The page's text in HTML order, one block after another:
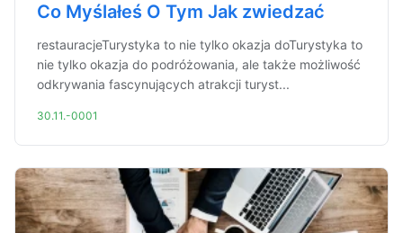
Co Myślałeś O Tym Jak zwiedzać
restauracjeTurystyka to nie tylko okazja doTurystyka to
nie tylko okazja do podróżowania, ale także możliwość
odkrywania fascynujących atrakcji turyst...
30.11.-0001